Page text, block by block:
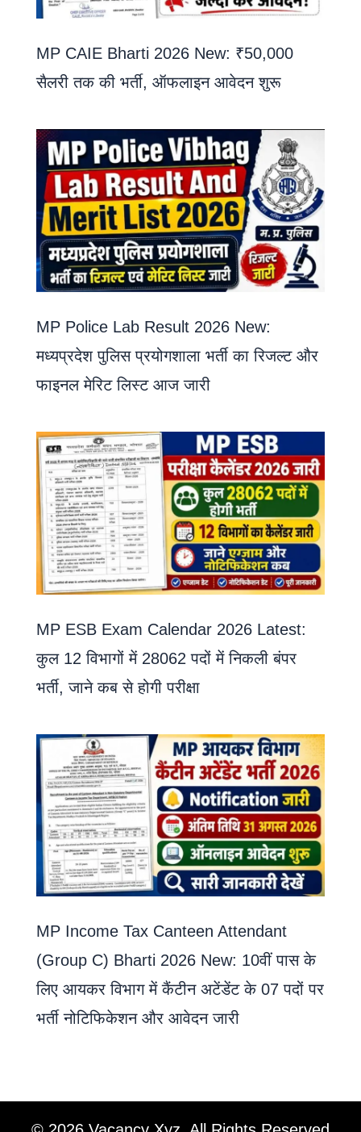
MP CAIE Bharti 2026 New: ₹50,000
सैलरी तक की भर्ती, ऑफलाइन आवेदन शुरू
MP Police Lab Result 2026 New:
मध्यप्रदेश पुलिस प्रयोगशाला भर्ती का रिजल्ट और
फाइनल मेरिट लिस्ट आज जारी
MP ESB Exam Calendar 2026 Latest:
कुल 12 विभागों में 28062 पदों में निकली बंपर
भर्ती, जाने कब से होगी परीक्षा
MP Income Tax Canteen Attendant
(Group C) Bharti 2026 New: 10वीं पास के
लिए आयकर विभाग में कैंटीन अटेंडेंट के 07 पदों पर
भर्ती नोटिफिकेशन और आवेदन जारी